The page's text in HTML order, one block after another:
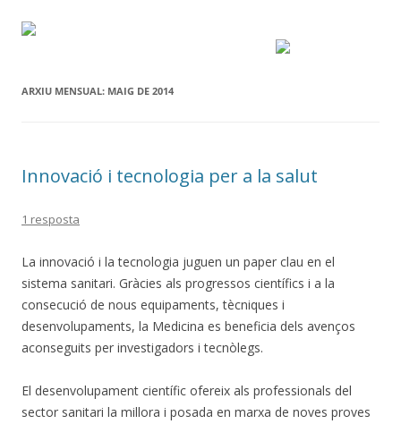
ARXIU MENSUAL: MAIG DE 2014
Innovació i tecnologia per a la salut
1 resposta
La innovació i la tecnologia juguen un paper clau en el
sistema sanitari. Gràcies als progressos científics i a la
consecució de nous equipaments, tècniques i
desenvolupaments, la Medicina es beneficia dels avenços
aconseguits per investigadors i tecnòlegs.
El desenvolupament científic ofereix als professionals del
sector sanitari la millora i posada en marxa de noves proves